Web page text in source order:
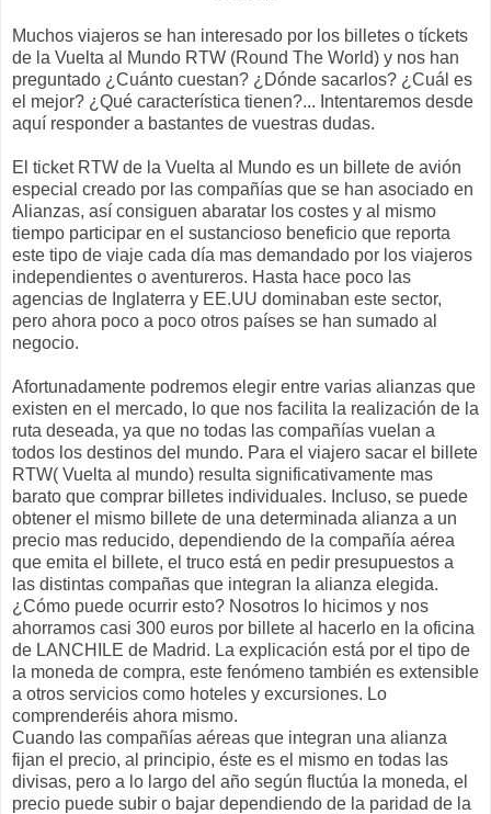
Muchos viajeros se han interesado por los billetes o tíckets
de la Vuelta al Mundo RTW (Round The World) y nos han
preguntado ¿Cuánto cuestan? ¿Dónde sacarlos? ¿Cuál es
el mejor? ¿Qué característica tienen?... Intentaremos desde
aquí responder a bastantes de vuestras dudas.
El ticket RTW de la Vuelta al Mundo es un billete de avión
especial creado por las compañías que se han asociado en
Alianzas, así consiguen abaratar los costes y al mismo
tiempo participar en el sustancioso beneficio que reporta
este tipo de viaje cada día mas demandado por los viajeros
independientes o aventureros. Hasta hace poco las
agencias de Inglaterra y EE.UU dominaban este sector,
pero ahora poco a poco otros países se han sumado al
negocio.
Afortunadamente podremos elegir entre varias alianzas que
existen en el mercado, lo que nos facilita la realización de la
ruta deseada, ya que no todas las compañías vuelan a
todos los destinos del mundo. Para el viajero sacar el billete
RTW( Vuelta al mundo) resulta significativamente mas
barato que comprar billetes individuales. Incluso, se puede
obtener el mismo billete de una determinada alianza a un
precio mas reducido, dependiendo de la compañía aérea
que emita el billete, el truco está en pedir presupuestos a
las distintas compañas que integran la alianza elegida.
¿Cómo puede ocurrir esto? Nosotros lo hicimos y nos
ahorramos casi 300 euros por billete al hacerlo en la oficina
de LANCHILE de Madrid. La explicación está por el tipo de
la moneda de compra, este fenómeno también es extensible
a otros servicios como hoteles y excursiones. Lo
comprenderéis ahora mismo.
Cuando las compañías aéreas que integran una alianza
fijan el precio, al principio, éste es el mismo en todas las
divisas, pero a lo largo del año según fluctúa la moneda, el
precio puede subir o bajar dependiendo de la paridad de la